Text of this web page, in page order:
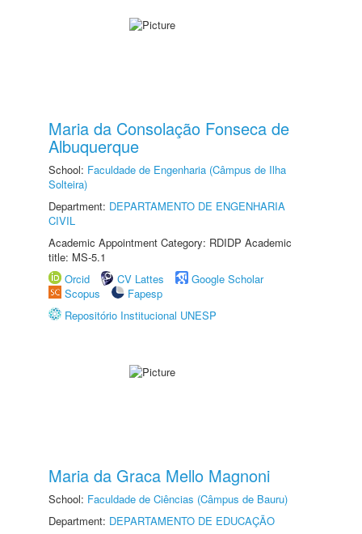
Maria da Consolação Fonseca de
Albuquerque
School: Faculdade de Engenharia (Câmpus de Ilha
Solteira)
Department: DEPARTAMENTO DE ENGENHARIA
CIVIL
Academic Appointment Category: RDIDP Academic
title: MS-5.1
Orcid
CV Lattes
Google Scholar
Scopus
Fapesp
Repositório Institucional UNESP
Maria da Graca Mello Magnoni
School: Faculdade de Ciências (Câmpus de Bauru)
Department: DEPARTAMENTO DE EDUCAÇÃO